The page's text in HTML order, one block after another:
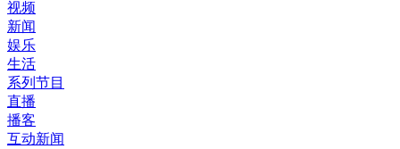
视频
新闻
娱乐
生活
系列节目
直播
播客
互动新闻